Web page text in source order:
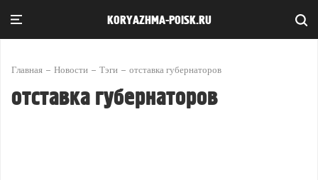
KORYAZHMA-POISK.RU
Главная Новости Тэги отставка губернаторов
отставка губернаторов